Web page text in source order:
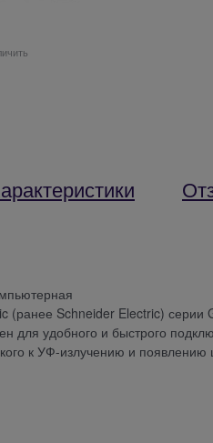
(ранее Schneider Electric)
для удобного и быстрого
к УФ-излучению и появлению